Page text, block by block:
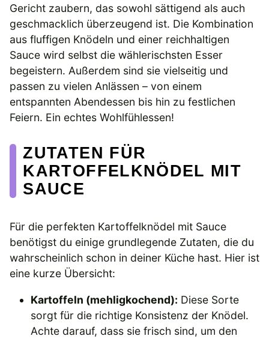
Gericht zaubern, das sowohl sättigend als auch
geschmacklich überzeugend ist. Die Kombination
aus fluffigen Knödeln und einer reichhaltigen
Sauce wird selbst die wählerischsten Esser
begeistern. Außerdem sind sie vielseitig und
passen zu vielen Anlässen – von einem
entspannten Abendessen bis hin zu festlichen
Feiern. Ein echtes Wohlfühlessen!
ZUTATEN FÜR
KARTOFFELKNÖDEL MIT
SAUCE
Für die perfekten Kartoffelknödel mit Sauce
benötigst du einige grundlegende Zutaten, die du
wahrscheinlich schon in deiner Küche hast. Hier ist
eine kurze Übersicht:
Kartoffeln (mehligkochend): Diese Sorte
sorgt für die richtige Konsistenz der Knödel.
Achte darauf, dass sie frisch sind, um den